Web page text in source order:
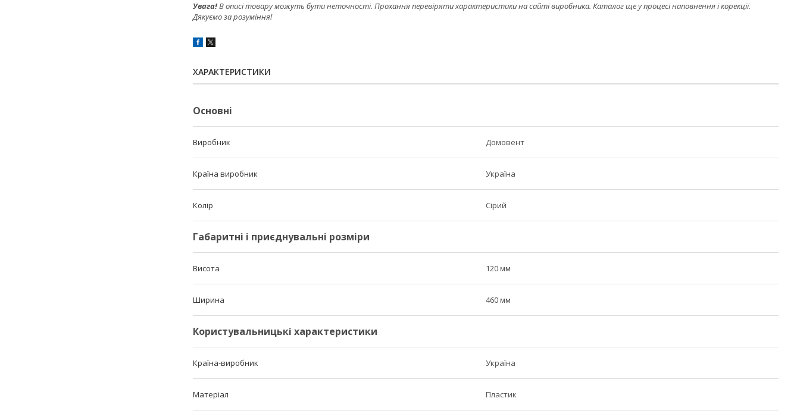
Увага!В описі товару можуть бути неточності. Прохання перевіряти характеристики на сайті виробника. Каталог ще у процесі наповнення і корекції.
Дякуємо за розуміння!
ХАРАКТЕРИСТИКИ
Основні
Виробник Домовент
Країна виробник Україна
Колір Сірий
Габаритні і приєднувальні розміри
Висота 120 мм
Ширина 460 мм
Користувальницькі характеристики
Країна-виробник Україна
Матеріал Пластик